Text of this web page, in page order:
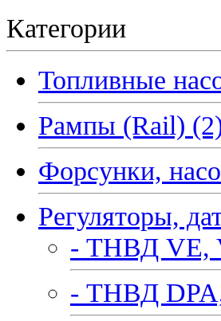
Категории
Топливные
Рампы (Rail)
Форсунки,
Регуляторы,
- ТНВД VE,
- ТНВД